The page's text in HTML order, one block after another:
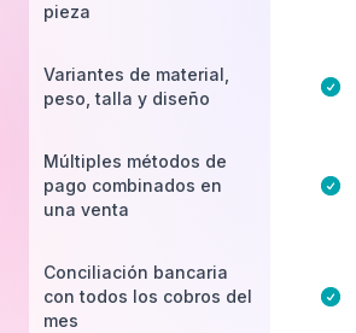
pieza
Variantes de material,
peso, talla y diseño
Múltiples métodos de
pago combinados en
una venta
Conciliación bancaria
con todos los cobros del
mes